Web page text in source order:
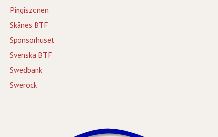
Pingiszonen
Skånes BTF
Sponsorhuset
Svenska BTF
Swedbank
Swerock